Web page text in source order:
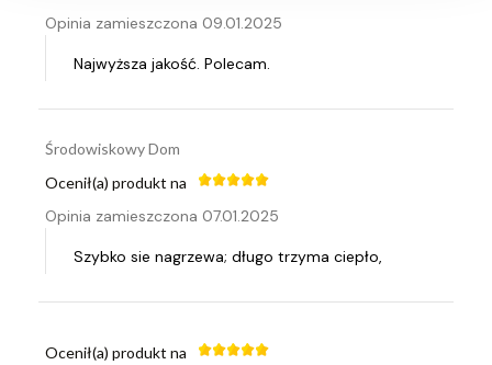
Opinia zamieszczona 09.01.2025
Najwyższa jakość. Polecam.
Środowiskowy Dom
Ocenił(a) produkt na
Opinia zamieszczona 07.01.2025
Szybko sie nagrzewa; długo trzyma ciepło,
Ocenił(a) produkt na